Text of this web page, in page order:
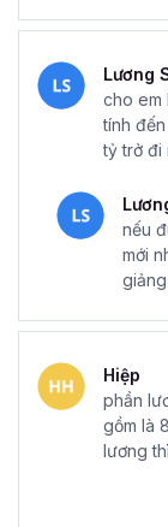
Lương
cho em
tính
tỷ trở đi
nếu
mới
Hiệp
phần
gồm là
lương